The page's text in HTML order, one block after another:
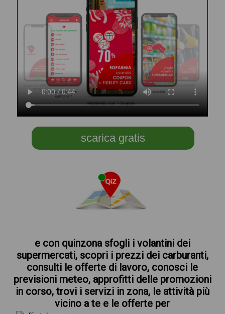
scarica gratis
e con quinzona sfogli i volantini dei
supermercati, scopri i prezzi dei carburanti,
consulti le offerte di lavoro, conosci le
previsioni meteo, approfitti delle promozioni
in corso, trovi i servizi in zona, le attività più
vicino a te e le offerte per